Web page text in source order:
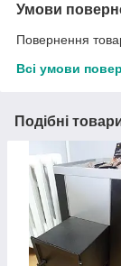
Умови
Повернення
Всі умови
Подібні